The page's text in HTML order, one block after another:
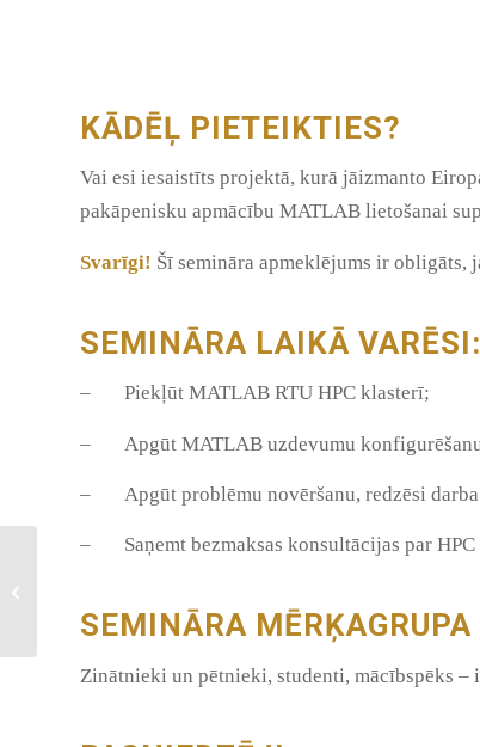
KĀDĒĻ PIETEIKTIES?
Vai esi iesaistīts projektā, kurā jāizmanto
pakāpenisku apmācību MATLAB lietošanai
Svarīgi! Šī semināra apmeklējums ir
SEMINĀRA LAIKĀ VARĒSI:
– Piekļūt MATLAB RTU HPC klasterī;
– Apgūt MATLAB uzdevumu konfigurēšanu
– Apgūt problēmu novēršanu, redzēsi darba
– Saņemt bezmaksas konsultācijas par HPC
SEMINĀRA MĒRĶAGRUPA
Zinātnieki un pētnieki, studenti, mācībspēks –
lietot superdatorus